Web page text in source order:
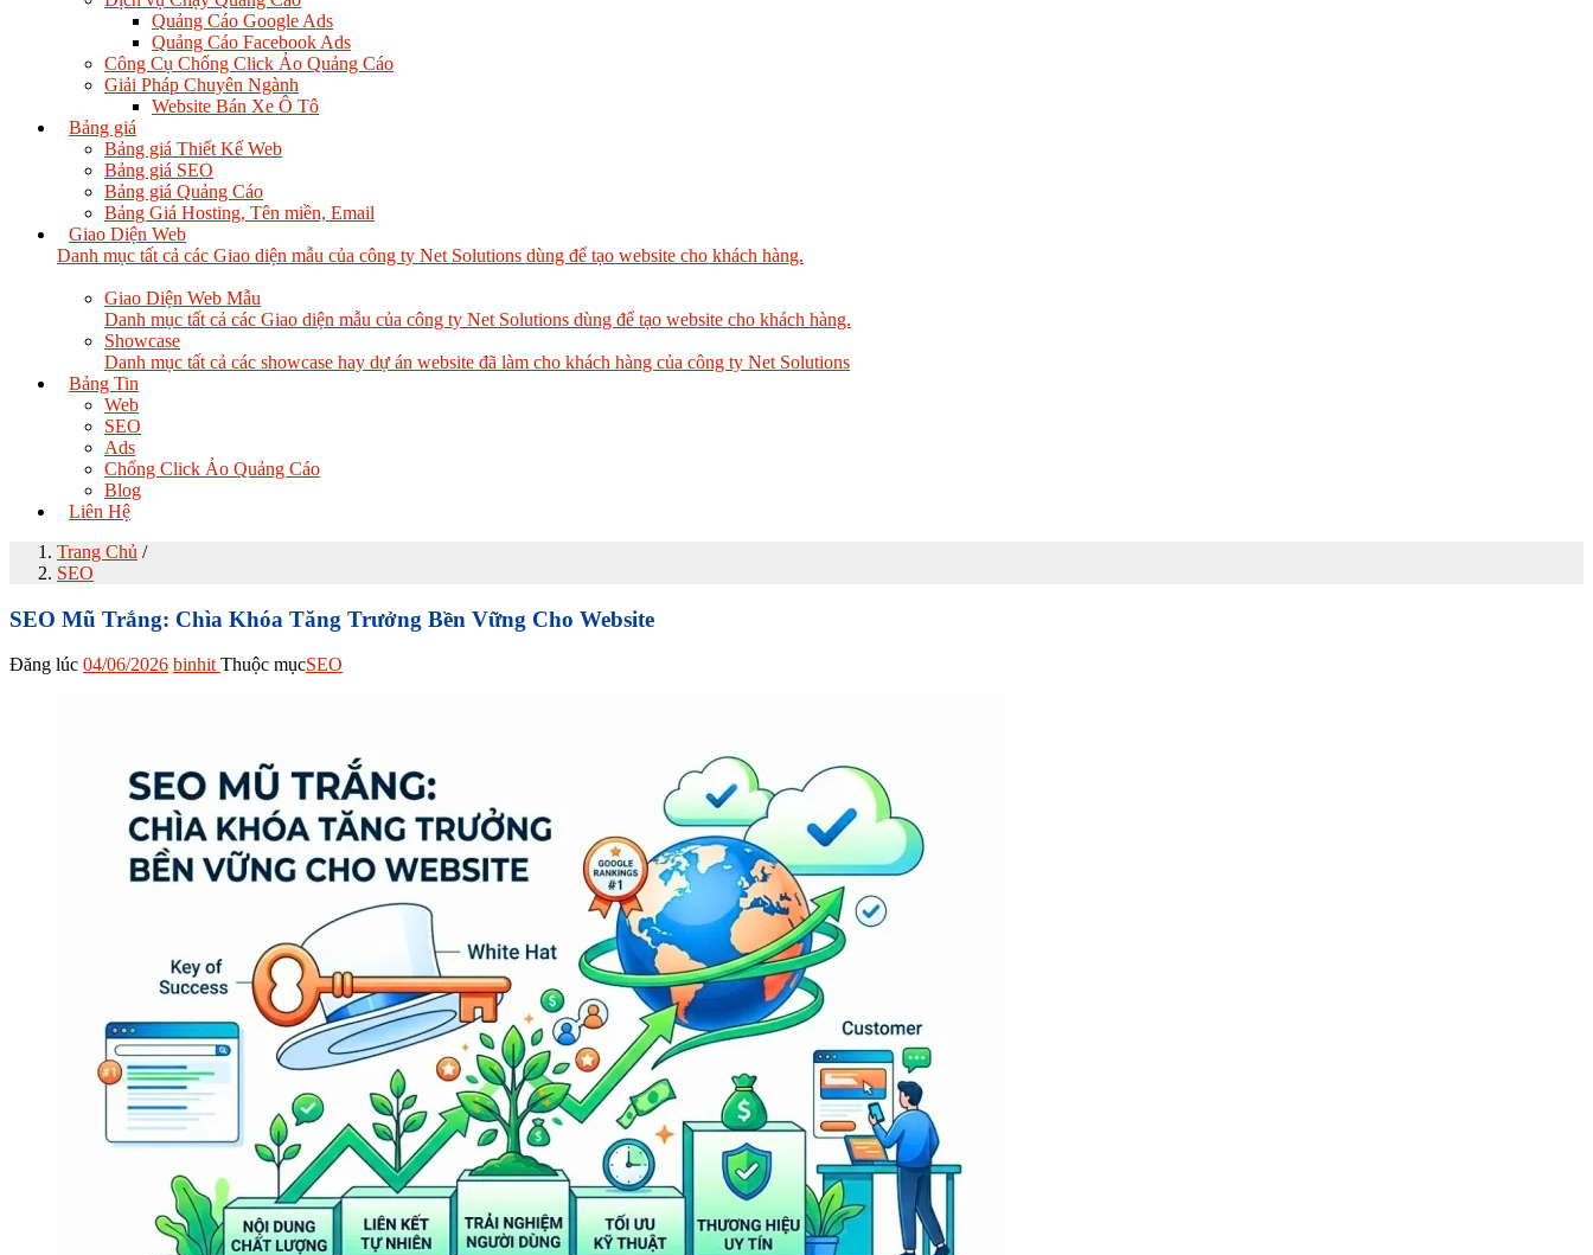
Quảng Cáo Google Ads
Quảng Cáo Facebook Ads
Công Cụ Chống Click Ảo Quảng Cáo
Giải Pháp Chuyên Ngành
Website Bán Xe Ô Tô
Bảng giá
Bảng giá Thiết Kế Web
Bảng giá SEO
Bảng giá Quảng Cáo
Bảng Giá Hosting, Tên miền, Email
Giao Diện Web
Danh mục tất cả các Giao diện mẫu của công ty Net Solutions dùng để tạo website cho khách hàng.
Giao Diện Web Mẫu
Danh mục tất cả các Giao diện mẫu của công ty Net Solutions dùng để tạo website cho khách hàng.
Showcase
Danh mục tất cả các showcase hay dự án website đã làm cho khách hàng của công ty Net Solutions
Bảng Tin
Web
SEO
Ads
Chống Click Ảo Quảng Cáo
Blog
Liên Hệ
Trang Chủ /
SEO
SEO Mũ Trắng: Chìa Khóa Tăng Trưởng Bền Vững Cho Website
Đăng lúc 04/06/2026 binhitThuộc mụcSEO